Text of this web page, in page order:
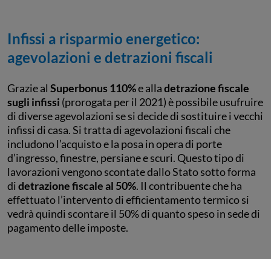
Infissi a risparmio energetico:
agevolazioni e detrazioni fiscali
Grazie al Superbonus 110%e alladetrazione fiscale
sugli infissi (prorogata per il 2021) è possibile usufruire
di diverse agevolazioni se si decide di sostituire i vecchi
infissi di casa. Si tratta di agevolazioni fiscali che
includono l’acquisto e la posa in opera di porte
d’ingresso, finestre, persiane e scuri. Questo tipo di
lavorazioni vengono scontate dallo Stato sotto forma
didetrazione fiscale al 50%. Il contribuente che ha
effettuato l’intervento di efficientamento termico si
vedrà quindi scontare il 50% di quanto speso in sede di
pagamento delle imposte.